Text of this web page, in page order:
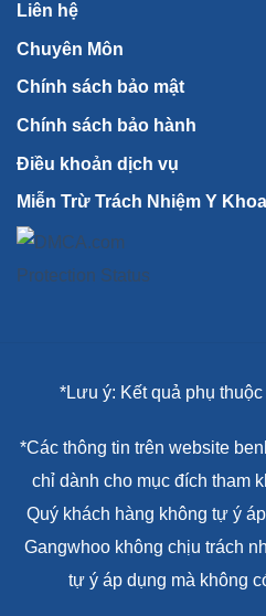
Liên hệ
Chuyên Môn
Chính sách bảo mật
Chính sách bảo hành
Điều khoản dịch vụ
Miễn Trừ Trách Nhiệm Y Khoa
*Lưu ý: Kết quả phụ
*Các thông tin trên website
chỉ dành cho mục đích tham
Quý khách hàng không tự ý
Gangwhoo không chịu trách
tự ý áp dụng mà không